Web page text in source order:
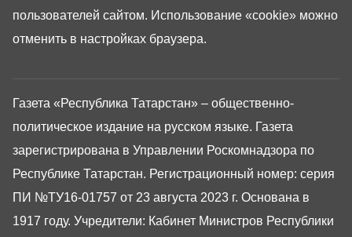
Газета «Республика Татарстан» – общественно-
политическое издание на русском языке. Газета
зарегистрирована в Управлении Роскомнадзора по
Республике Татарстан. Регистрационный номер: серия
ПИ №ТУ16-01757 от 23 августа 2023 г. Основана в
1917 году. Учредители: Кабинет Министров Республики
пользователей сайтом. Использование «cookie» можно
отменить в настройках браузера.